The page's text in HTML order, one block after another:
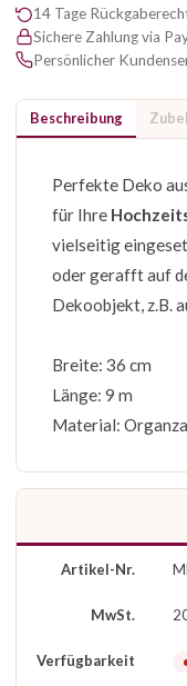
14 Tage
Sichere Zahlung via
Persönlicher
Beschreibung
Perfekte Deko
für Ihre
vielseitig
oder gerafft auf
Dekoobjekt, z.B.
Breite: 36 cm
Länge: 9 m
Material:
Artikel-Nr.
MwSt.
Verfügbarkeit